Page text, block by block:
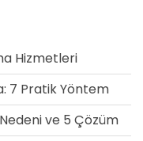
Hizmetleri
7 Pratik Yöntem
ve 5 Çözüm